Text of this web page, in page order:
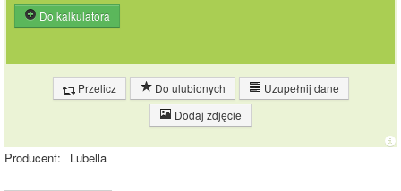
Do kalkulatora
Przelicz Do ulubionych
Uzupełnij dane
Dodaj zdjęcie
Producent: Lubella